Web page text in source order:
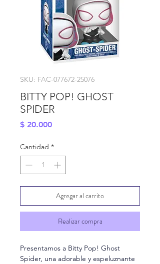
SKU: FAC-077672-25076
BITTY POP! GHOST
SPIDER
$ 20.000Precio
Cantidad *
Agregar al carrito
Realizar compra
Presentamos a Bitty Pop! Ghost
Spider, una adorable y espeluznante